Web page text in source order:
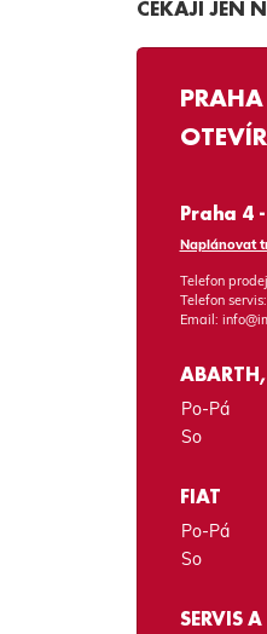
ČEKAJÍ JEN
PRAHA
Praha 4
Naplánovat
Telefon
Telefon servis:
Email:
Po-Pá
So
FIAT
Po-Pá
So
SERVIS